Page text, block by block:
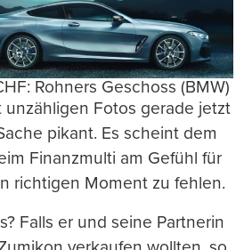
Rohners Geschoss (BMW)
unzähligen Fotos gerade jetzt
pikant. Es scheint dem
Finanzmulti am Gefühl für
richtigen Moment zu fehlen.
Falls er und seine Partnerin